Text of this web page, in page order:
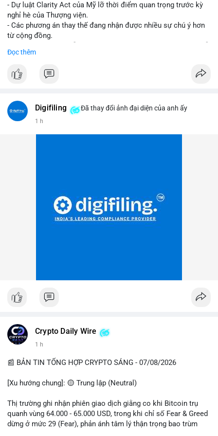
- Dự luật Clarity Act của Mỹ lỡ thời điểm quan trọng trước kỳ
nghỉ hè của Thượng viện.
- Các phương án thay thế đang nhận được nhiều sự chú ý hơn
từ cộng đồng.
về pháp lý.
#binancesquare
#vlikevn #titanbot
Đọc thêm
Digifiling Đã thay đổi ảnh đại diện của anh ấy
1 h
Crypto Daily Wire
1 h
📰 BẢN TIN TỔNG HỢP CRYPTO SÁNG - 07/08/2026
[Xu hướng chung]: 🟡 Trung lập (Neutral)
Thị trường ghi nhận phiên giao dịch giằng co khi Bitcoin trụ
quanh vùng 64.000 - 65.000 USD, trong khi chỉ số Fear & Greed
dừng ở mức 29 (Fear), phản ánh tâm lý thận trọng bao trùm